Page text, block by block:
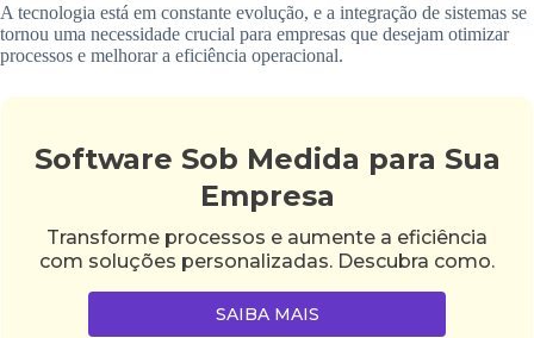
A tecnologia está em constante evolução, e a integração de sistemas se
tornou uma necessidade crucial para empresas que desejam otimizar
processos e melhorar a eficiência operacional.
Software Sob Medida para Sua
Empresa
Transforme processos e aumente a eficiência
com soluções personalizadas. Descubra como.
SAIBA MAIS